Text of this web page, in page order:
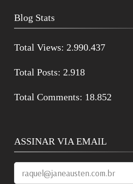
Blog Stats
Total Views: 2.990.437
Total Posts: 2.918
Total Comments: 18.852
ASSINAR VIA EMAIL
raquel@janeausten.com.br